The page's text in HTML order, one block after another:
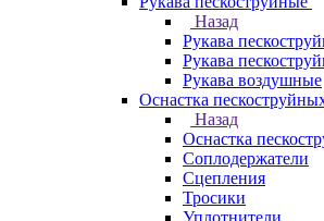
Назад
Рукава
Рукава
Рукава воздушные
Оснастка
Назад
Оснастка
Соплодержатели
Сцепления
Тросики
Уплотнители